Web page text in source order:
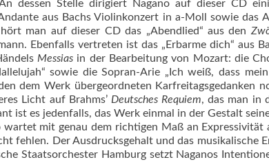
An dessen Stelle dirigiert Nagano auf dieser CD
aus Bachs Violinkonzert in a-Moll sowie das
man auf dieser CD das „Abendlied“ aus den
Ebenfalls vertreten ist das „Erbarme dich“ aus
Messias in der Bearbeitung von Mozart: die
sowie die Sopran-Arie „Ich weiß, dass
dem Werk übergeordneten Karfreitagsgedanken
Licht auf Brahms’ Deutsches Requiem, das man in
ist es jedenfalls, das Werk einmal in der Gestalt
wartet mit genau dem richtigen Maß an
fehlen. Der Ausdrucksgehalt und das musikalische
Staatsorchester Hamburg setzt Naganos